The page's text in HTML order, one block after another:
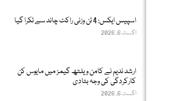
اسپیس ایکس: 4 ٹن وزنی راکٹ چاند سے ٹکرا گیا
اگست 6, 2026
ارشد ندیم نے کامن ویلتھ گیمز میں مایوس کن
کارکردگی کی وجہ بتادی
اگست 6, 2026